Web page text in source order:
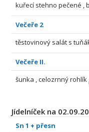
kuřecí stehno pečené ,
Večeře 2
těstovinový salát s
Večeře II.
šunka , celozrnný rohlík
Jídelníček na
Sn 1 + přesn